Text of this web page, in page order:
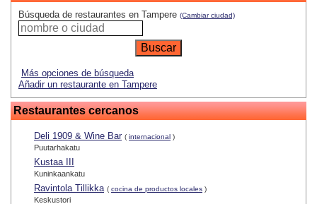
Búsqueda de restaurantes en Tampere (Cambiar ciudad)
Más opciones de búsqueda
Añadir un restaurante en Tampere
Restaurantes cercanos
Deli 1909 & Wine Bar ( internacional )
Puutarhakatu
Kustaa III
Kuninkaankatu
Ravintola Tillikka ( cocina de productos locales )
Keskustori